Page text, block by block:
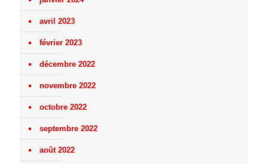
avril 2023
février 2023
décembre 2022
novembre 2022
octobre 2022
septembre 2022
août 2022